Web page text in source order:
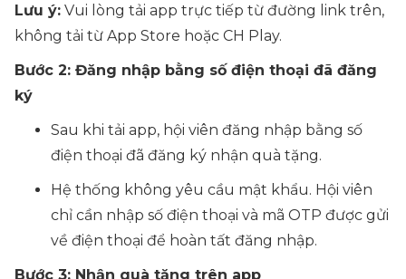
Lưu ý: Vui lòng tải app trực tiếp từ đường link trên,
không tải từ App Store hoặc CH Play.
Bước 2: Đăng nhập bằng số điện thoại đã đăng
ký
Sau khi tải app, hội viên đăng nhập bằng số
điện thoại đã đăng ký nhận quà tặng.
Hệ thống không yêu cầu mật khẩu. Hội viên
chỉ cần nhập số điện thoại và mã OTP được gửi
về điện thoại để hoàn tất đăng nhập.
Bước 3: Nhận quà tặng trên app